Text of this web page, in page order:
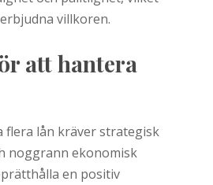
villkoren.
att hantera
lån kräver strategisk
noggrann ekonomisk
en positiv